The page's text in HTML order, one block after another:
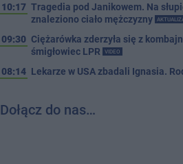
10:17 Tragedia pod Janikowem. Na
znaleziono ciało mężczyzny
09:30 Ciężarówka zderzyła się z
śmigłowiec LPR
VIDEO
08:14 Lekarze w USA zbadali Ignasia.
Dołącz do nas…